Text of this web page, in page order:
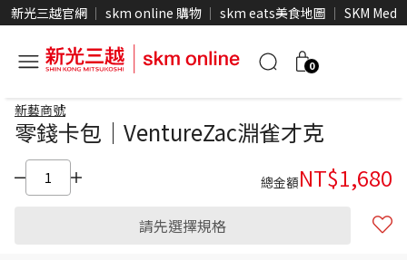
新光三越官網 skm online 購物 skm eats美食地圖 SKM Media
0
新藝商號
零錢卡包｜VentureZac淵雀才克
總金額NT$1,680
請先選擇規格